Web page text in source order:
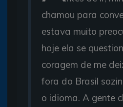
chamou para
estava muito
hoje ela se
coragem de me
fora do Brasil
o idioma. A gente